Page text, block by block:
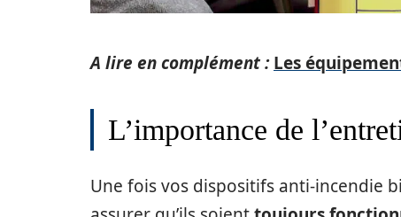
A lire en complément : Les
L’importance de
Une fois vos dispositifs anti-incendie